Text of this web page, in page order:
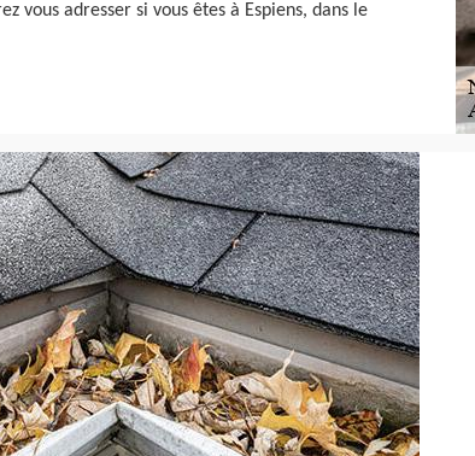
vous adresser si vous êtes à Espiens, dans le